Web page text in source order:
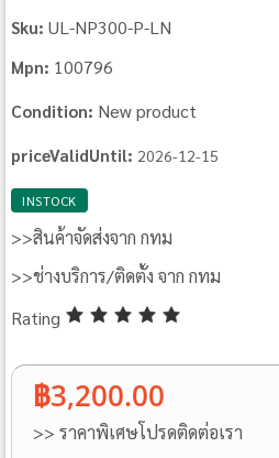
Sku: UL‐NP300‐P‐LN
Mpn: 100796
Condition: New product
priceValidUntil: 2026-12-15
INSTOCK
>>สินค้าจัดส่งจาก กทม
>>ช่างบริการ/ติดตั้ง จาก กทม
Rating
฿3,200.00
>> ราคาพิเศษโปรดติดต่อเรา